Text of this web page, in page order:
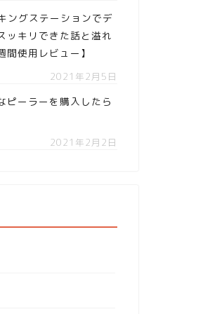
ングステーションでデ
ッキリできた話と溢れ
間使用レビュー】
2021年2月5日
ピーラーを購入したら
2021年2月2日